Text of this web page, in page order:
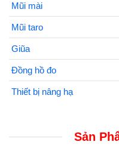
Mũi mài
Mũi taro
Giũa
Đồng hồ đo
Thiết bị nâng hạ
Sản